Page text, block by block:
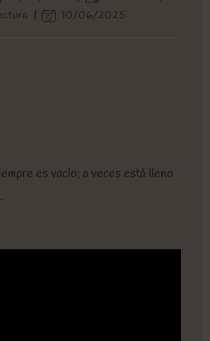
de
la
Última10/06/2025
es vacío; a veces está lleno